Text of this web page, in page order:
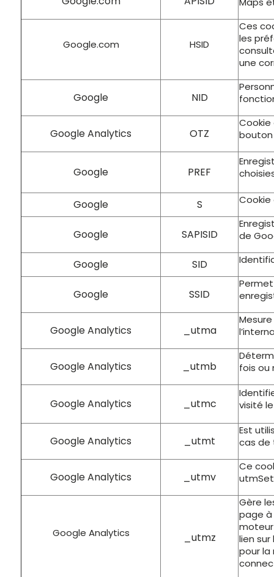
Google.com HSID
Ces
les
une
Google NID
Google Analytics OTZ
Cookie
bouton
Google PREF
Google S Cookie
Google SAPISID
de
Google SID
Google SSID
Google Analytics _utma
Google Analytics _utmb
fois ou
Google Analytics _utmc
visité
Google Analytics _utmt
Est
cas de
Google Analytics _utmv
Ce
Google Analytics _utmz
Gère
page à
lien
pour la